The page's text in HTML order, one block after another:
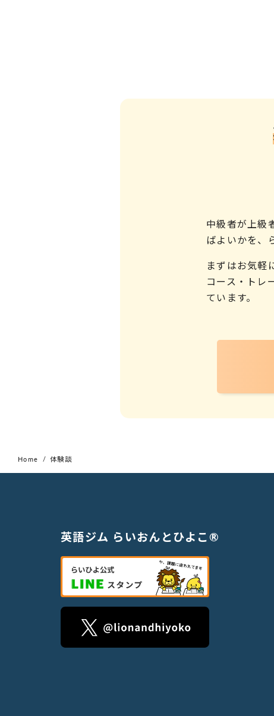
中級者が上級
ばよいかを、
まずはお気軽
コース・トレ
ています。
Home 体験談
英語ジム らいおんとひよこ®